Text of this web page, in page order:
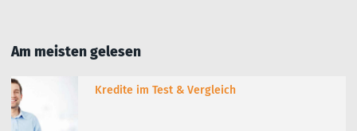
Am meisten gelesen
Kredite im Test & Vergleich